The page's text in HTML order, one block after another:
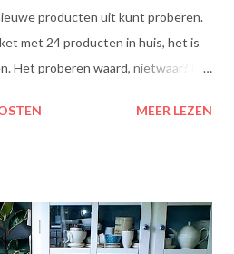
producten uit kunt proberen.
met 24 producten in huis, het is
Het proberen waard, nietwaar? Dit
een goed moment dat heerlijk
lijnzaad- en koolzaadolie. Het bevat
voor hart en bloedvaten. Omega's 3
MEER LEZEN